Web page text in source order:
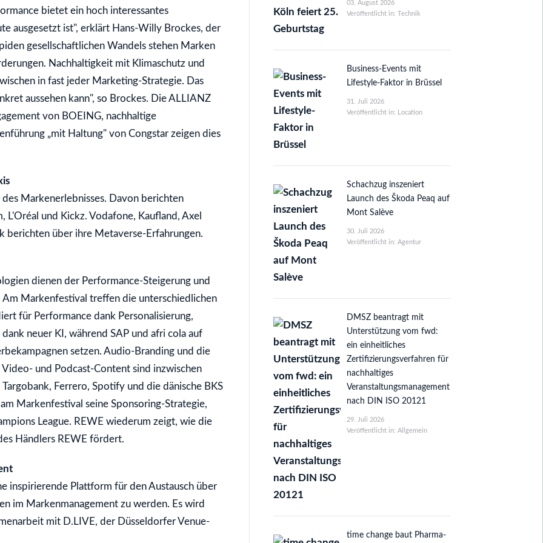
bietet ein hoch interessantes
ausgesetzt ist", erklärt Hans-Willy Brockes, der
gesellschaftlichen Wandels stehen Marken
Nachhaltigkeit mit Klimaschutz und
in fast jeder Marketing-Strategie. Das
aussehen kann", so Brockes. Die ALLIANZ
von BOEING, nachhaltige
„mit Haltung" von Congstar zeigen dies
Markenerlebnisses. Davon berichten
L'Oréal und Kickz. Vodafone, Kaufland, Axel
berichten über ihre Metaverse-Erfahrungen.
dienen der Performance-Steigerung und
Markenfestival treffen die unterschiedlichen
für Performance dank Personalisierung,
neuer KI, während SAP und afri cola auf
setzen. Audio-Branding und die
und Podcast-Content sind inzwischen
Ferrero, Spotify und die dänische BKS
Markenfestival seine Sponsoring-Strategie,
League. REWE wiederum zeigt, wie die
Händlers REWE fördert.
inspirierende Plattform für den Austausch über
im Markenmanagement zu werden. Es wird
mit D.LIVE, der Düsseldorfer Venue-
03. August 2026
Veröffentlicht in: Technik
Business-Events mit
Lifestyle-Faktor in Brüssel
31. Juli 2026
Veröffentlicht in: Location
Schachzug inszeniert
Launch des Škoda Peaq auf
Mont Salève
30. Juli 2026
Veröffentlicht in: Agentur
DMSZ beantragt mit
Unterstützung vom fwd:
ein einheitliches
Zertifizierungsverfahren für
nachhaltiges
Veranstaltungsmanagement
nach DIN ISO 20121
29. Juli 2026
Veröffentlicht in: Allgemein
time change baut Pharma-